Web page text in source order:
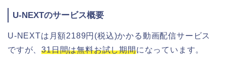
U-NEXTのサービス概要
U-NEXTは月額2189円(税込)かかる動画配信サービス
ですが、31日間は無料お試し期間になっています。